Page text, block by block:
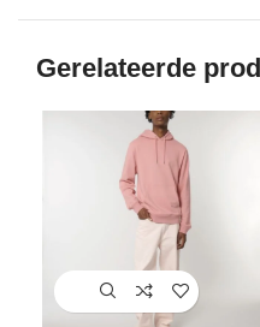
Gerelateerde